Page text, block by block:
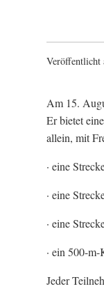
Veröffentlicht
Am 15.
Er bietet
allein, mit
· eine
· eine
· eine
· ein 500-
Jeder